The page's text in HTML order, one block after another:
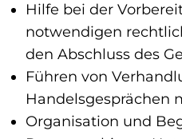
Hilfe bei der
notwendigen
den Abschluss des
Führen von
Handelsgesprächen
Organisation und